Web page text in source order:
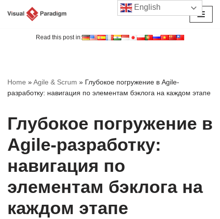
Read this post in:
Home »Agile & Scrum » Глубокое погружение в Agile-
разработку: навигация по элементам бэклога на каждом этапе
Глубокое погружение в
Agile-разработку:
навигация по
элементам бэклога на
каждом этапе
English